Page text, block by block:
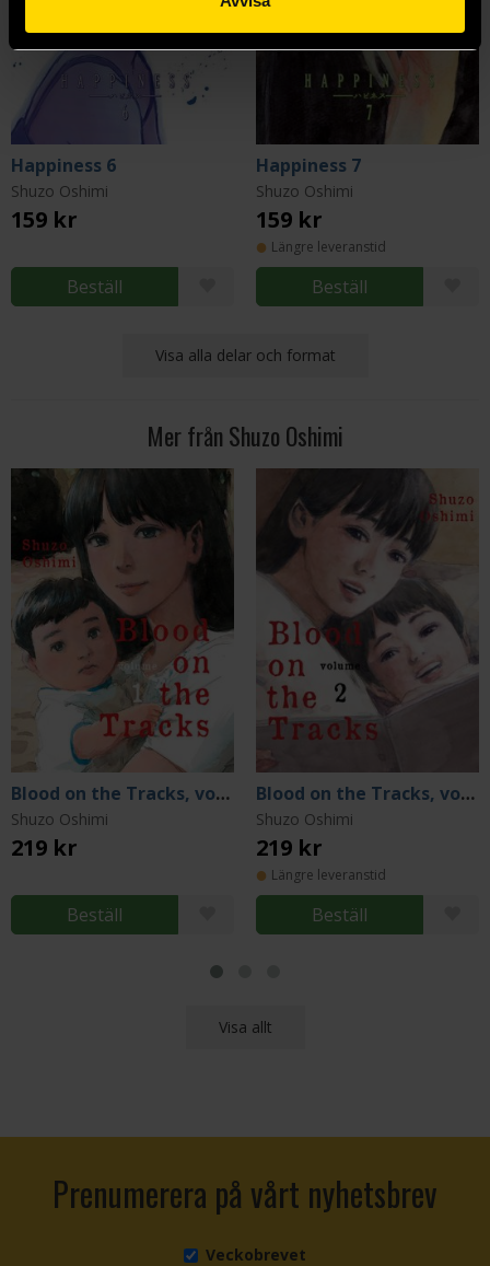
Happiness 6
Shuzo Oshimi
159 kr
Beställ
Happiness 7
Shuzo Oshimi
159 kr
Längre leveranstid
Beställ
Visa alla delar och format
Mer från Shuzo Oshimi
Blood on the Tracks, volume 1
Shuzo Oshimi
219 kr
Beställ
Blood on the Tracks, volume 2
Shuzo Oshimi
219 kr
Längre leveranstid
Beställ
Visa allt
Prenumerera på vårt nyhetsbrev
Veckobrevet